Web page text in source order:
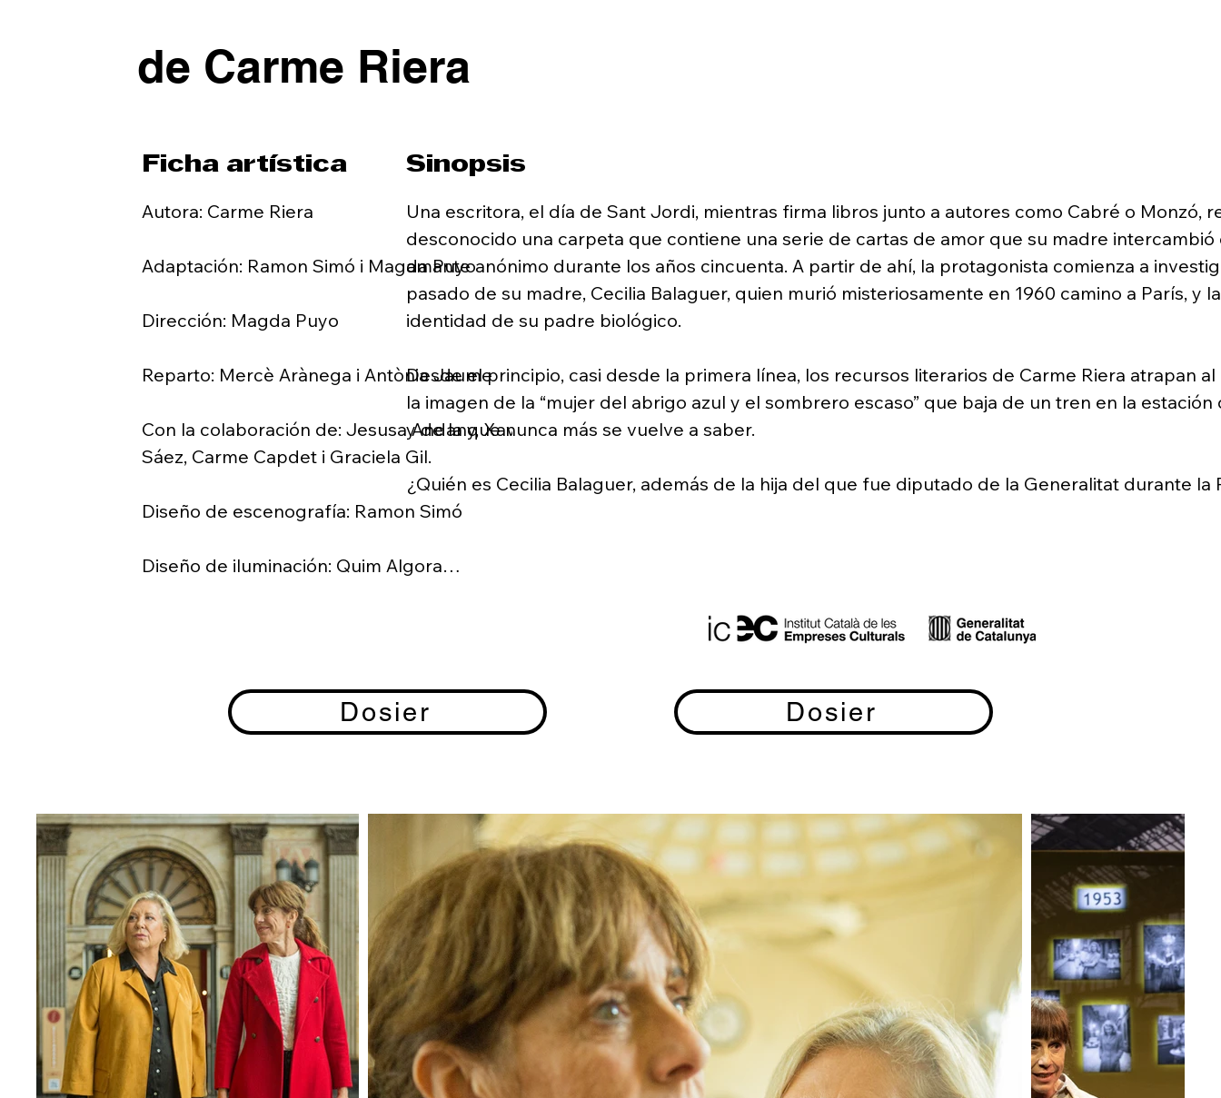
de Carme Riera
Ficha artística
Autora: Carme Riera
Adaptación: Ramon Simó i Magda Puyo
Dirección: Magda Puyo
Reparto: Mercè Arànega i Antònia Jaume
Con la colaboración de: Jesusa Andany, Xavi
Sáez, Carme Capdet i Graciela Gil.
Diseño de escenografía: Ramon Simó
Diseño de iluminación: Quim Algora
Producción ejecutiva: Júlia Simó Puyo, Maria
G. Rovelló
Distribución: Guillem Albasanz
Comunicación: Martina Soler
Una producción de Cassandra Projectes
Artístics con el apoyo del Departament de
Cultura de la Generalitat de Catalunya -
Sinopsis
Una escritora, el día de Sant Jordi, mientras firma libros junto a autores como Cabré o Monzó,
desconocido una carpeta que contiene una serie de cartas de amor que su madre intercambió
amante anónimo durante los años cincuenta. A partir de ahí, la protagonista comienza a
pasado de su madre, Cecilia Balaguer, quien murió misteriosamente en 1960 camino a París, y
identidad de su padre biológico.
Desde el principio, casi desde la primera línea, los recursos literarios de Carme Riera atrapan
la imagen de la “mujer del abrigo azul y el sombrero escaso” que baja de un tren en la
y de la que nunca más se vuelve a saber.
¿Quién es Cecilia Balaguer, además de la hija del que fue diputado de la Generalitat durante la
Pere Balaguer? ¿Una agente doble? ¿Una espía del régimen? Y, por otro lado, ¿quién es el
accidente o asesinato? ¿Qué tienen que ver en toda esta trama el escritor Albert Camus y
La ficción puede ser tan compleja como la realidad, y cada uno tiene un punto de vista, como
confidencias; cada persona ve la historia y la memoria de manera distinta. Todo puede tener
interpretación doble, triple o poliédrica. ¿En quién confiará en su investigación? ¿Quién le dice
continuar indagando sobre sus orígenes?
La clave de la mitad de su alma: reconstruir la memoria. Para recuperar mi yo en el espejo,
aquella chispa de locura, necesitaba recuperar las palabras.
Dosier Dosier